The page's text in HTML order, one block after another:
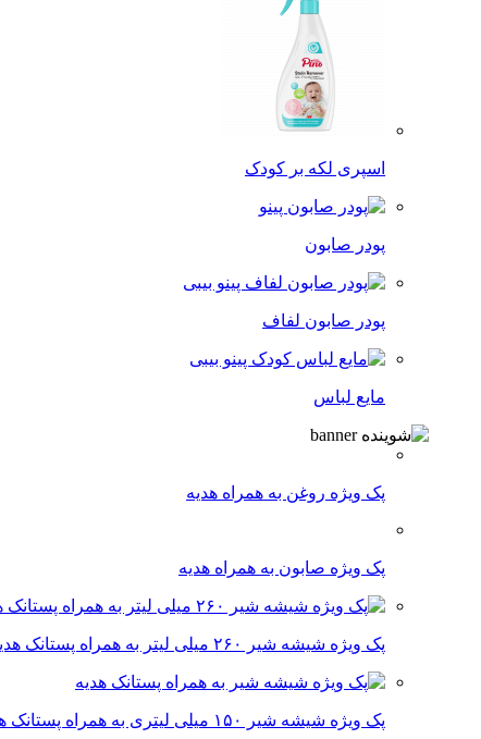
اسپری لکه‌ بر کودک
پودر صابون
پودر صابون لفاف
مایع لباس
پک ویژه روغن به همراه هدیه
پک ویژه صابون به همراه هدیه
پک ویژه شیشه شیر ۲۶۰ میلی لیتر به همراه پستانک هدیه
پک ویژه شیشه شیر ۱۵۰ میلی لیتری به همراه پستانک هدیه